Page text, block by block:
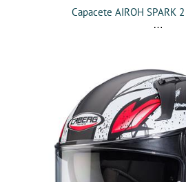
Capacete AIROH SPARK